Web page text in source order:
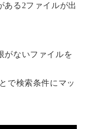
ある2ファイルが出
がないファイルを
で検索条件にマッ